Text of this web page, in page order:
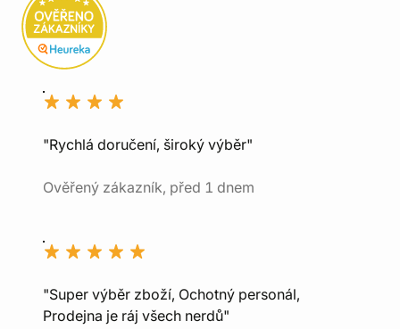
"Rychlá doručení, široký výběr"
Ověřený zákazník, před 1 dnem
"Super výběr zboží, Ochotný personál,
Prodejna je ráj všech nerdů"